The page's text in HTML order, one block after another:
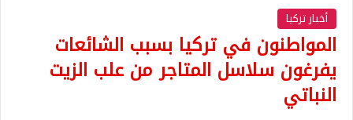
أخبار تركيا
المواطنون في تركيا بسبب الشائعات
يفرغون سلاسل المتاجر من علب الزيت
النباتي